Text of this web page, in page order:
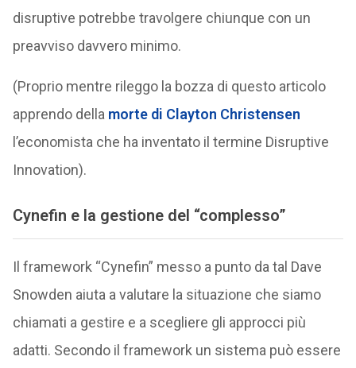
disruptive potrebbe travolgere chiunque con un
preavviso davvero minimo.
(Proprio mentre rileggo la bozza di questo articolo
apprendo della morte di Clayton Christensen
l’economista che ha inventato il termine Disruptive
Innovation).
Cynefin e la gestione del “complesso”
Il framework “Cynefin” messo a punto da tal Dave
Snowden aiuta a valutare la situazione che siamo
chiamati a gestire e a scegliere gli approcci più
adatti. Secondo il framework un sistema può essere